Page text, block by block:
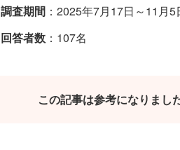
調査期間 ：2025年7月17日～11月5
回答者数 ：107名
この記事は参考になりまし